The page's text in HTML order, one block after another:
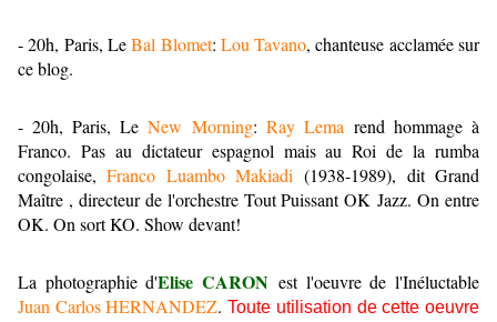
- 20h, Paris, LeBal Blomet: Lou Tavano, chanteuse acclamée sur
ce blog.
- 20h, Paris, LeNew Morning: Ray Lema rend hommage à
Franco. Pas au dictateur espagnol mais au Roi de la rumba
congolaise,Franco Luambo Makiadi (1938-1989), dit Grand
Maître , directeur de l'orchestre Tout Puissant OK Jazz. On entre
OK. On sort KO. Show devant!
La photographie d'Elise CARON est l'oeuvre de l'Inéluctable
Juan Carlos HERNANDEZ.Toute utilisation de cette oeuvre